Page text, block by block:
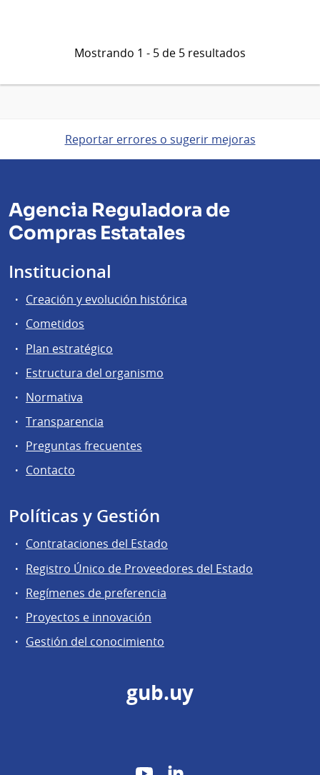
Mostrando 1 - 5 de 5 resultados
Reportar errores o sugerir mejoras
Agencia Reguladora de
Compras Estatales
Institucional
Creación y evolución histórica
Cometidos
Plan estratégico
Estructura del organismo
Normativa
Transparencia
Preguntas frecuentes
Contacto
Políticas y Gestión
Contrataciones del Estado
Registro Único de Proveedores del Estado
Regímenes de preferencia
Proyectos e innovación
Gestión del conocimiento
gub.uy